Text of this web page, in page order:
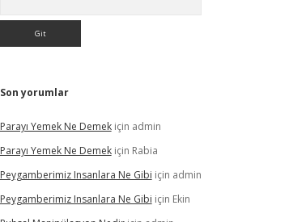
Son yorumlar
Parayı Yemek Ne Demekiçin admin
Parayı Yemek Ne Demekiçin Rabia
Peygamberimiz Insanlara Ne Gibi için admin
Peygamberimiz Insanlara Ne Gibi için Ekin